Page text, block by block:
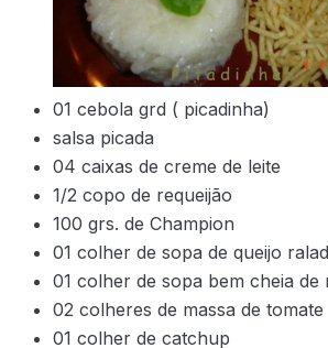
01 cebola grd ( picadinha)
salsa picada
04 caixas de creme de leite
1/2 copo de requeijão
100 grs. de Champion
01 colher de sopa de queijo
01 colher de sopa bem cheia de
02 colheres de massa de tomate
01 colher de catchup